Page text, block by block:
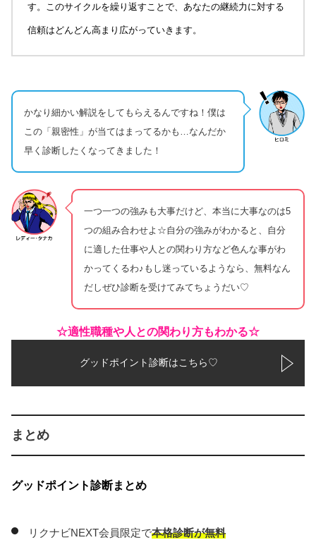
す。このサイクルを繰り返すことで、あなたの継続力に対する
信頼はどんどん高まり広がっていきます。
かなり細かい解説をしてもらえるんですね！僕は
この「親密性」が当てはまってるかも…なんだか
早く診断したくなってきました！
一つ一つの強みも大事だけど、本当に大事なのは5
つの組み合わせよ☆自分の強みがわかると、自分
に適した仕事や人との関わり方など色んな事がわ
かってくるわ♪もし迷っているようなら、無料なん
だしぜひ診断を受けてみてちょうだい♡
☆適性職種や人との関わり方もわかる☆
グッドポイント診断はこちら♡
まとめ
グッドポイント診断まとめ
リクナビNEXT会員限定で本格診断が無料